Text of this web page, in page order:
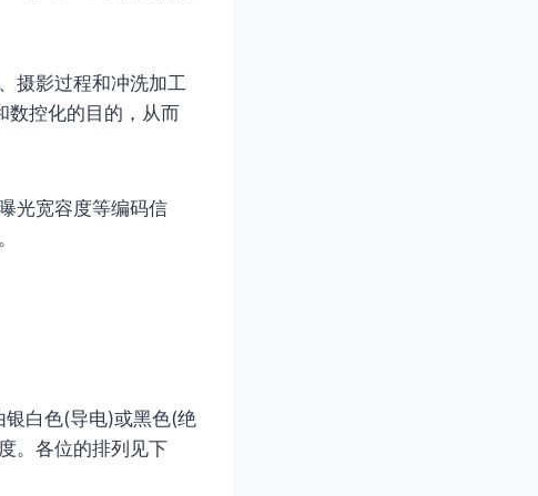
摄影过程和冲洗加工
数控化的目的，从而
光宽容度等编码信
银白色(导电)或黑色(绝
。各位的排列见下